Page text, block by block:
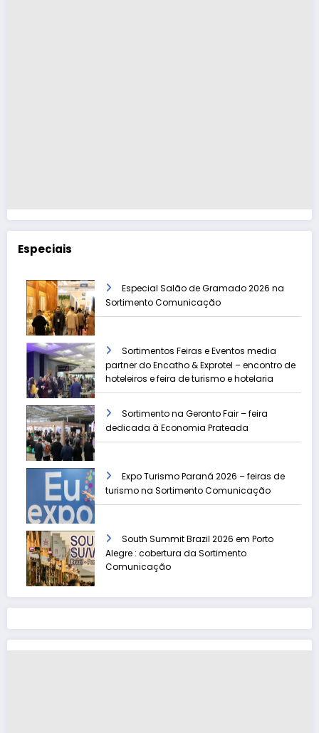
Especiais
Especial Salão de Gramado 2026 na
Sortimento Comunicação
Sortimentos Feiras e Eventos media
partner do Encatho & Exprotel – encontro de
hoteleiros e feira de turismo e hotelaria
Sortimento na Geronto Fair – feira
dedicada à Economia Prateada
Expo Turismo Paraná 2026 – feiras de
turismo na Sortimento Comunicação
South Summit Brazil 2026 em Porto
Alegre : cobertura da Sortimento
Comunicação